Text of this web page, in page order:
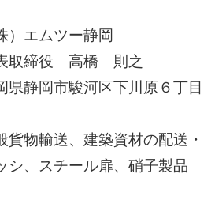
ムツー静岡
締役 高橋 則之
岡市駿河区下川原６丁目
輸送、建築資材の配送・
シ、スチール扉、硝子製品